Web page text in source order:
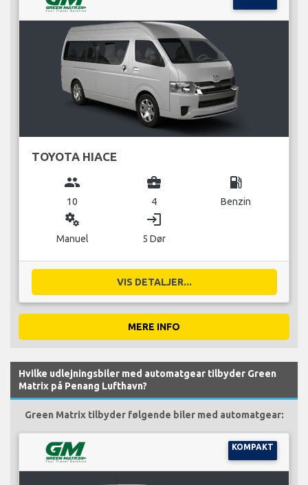
TOYOTA HIACE
group
10
business_center
4
local_gas_station
Benzin
miscellaneous_services
Manuel
login
5 Dør
VIS DETALJER...
MERE INFO
Hvilke udlejningsbiler med automatgear tilbyder Green
Matrix på Penang Lufthavn?
Green Matrix tilbyder følgende biler med automatgear:
KOMPAKT